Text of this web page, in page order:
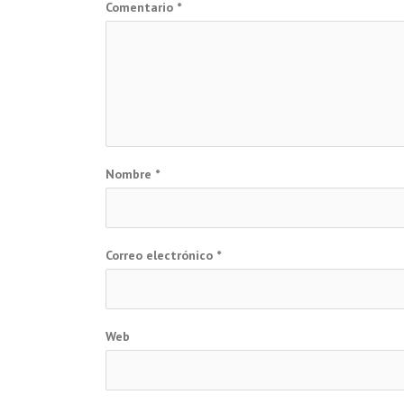
Comentario *
Nombre *
Correo electrónico *
Web